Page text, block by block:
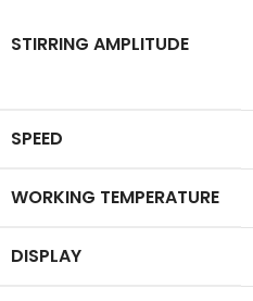
STIRRING AMPLITUDE
SPEED
WORKING TEMPERATURE
DISPLAY